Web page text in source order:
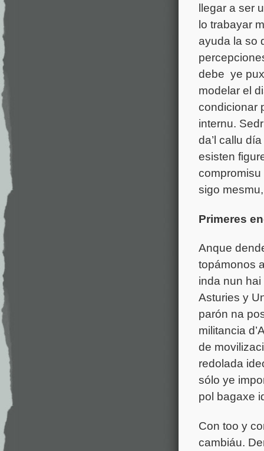
llegar a ser
lo trabayar
ayuda la so
debe ye
modelar el
condicionar
internu.
da’l callu
esisten
sigo
Primeres
Anque
topámonos
inda nun
Asturies y
parón na
militancia
de
redolada
sólo ye
pol bagaxe
Con too y
cambiáu.